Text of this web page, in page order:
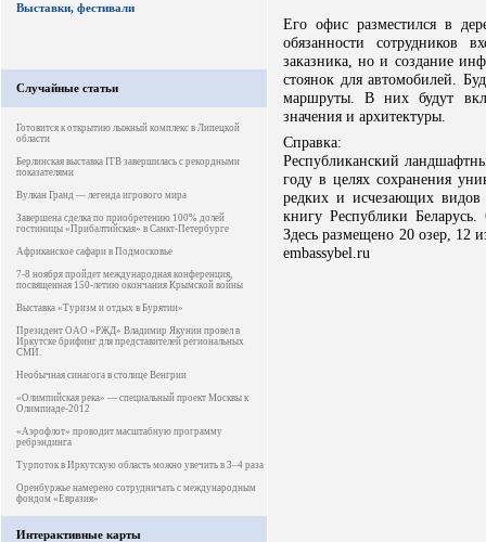
Выставки, фестивали
Случайные статьи
Готовится к открытию лыжный комплекс в Липецкой
области
Берлинская выставка ITB завершилась с рекордными
показателями
Вулкан Гранд — легенда игрового мира
Завершена сделка по приобретению 100% долей
гостиницы «Прибалтийская» в Санкт-Петербурге
Африканское сафари в Подмосковье
7-8 ноября пройдет международная конференция,
посвященная 150-летию окончания Крымской войны
Выставка «Туризм и отдых в Бурятии»
Президент ОАО «РЖД» Владимир Якунин провел в
Иркутске брифинг для представителей региональных
СМИ.
Необычная синагога в столице Венгрии
«Олимпийская река» — специальный проект Москвы к
Олимпиаде-2012
«Аэрофлот» проводит масштабную программу
ребрэндинга
Турпоток в Иркутскую область можно увечить в 3–4 раза
Оренбуржье намерено сотрудничать с международным
фондом «Евразия»
Интерактивные карты
Его офис разместился в
обязанности сотрудников
заказника, но и создание
стоянок для автомобилей.
маршруты. В них будут
значения и архитектуры.
Справка:
Республиканский
году в целях сохранения
редких и исчезающих
книгу Республики
Здесь размещено 20 озер, 12
embassybel.ru